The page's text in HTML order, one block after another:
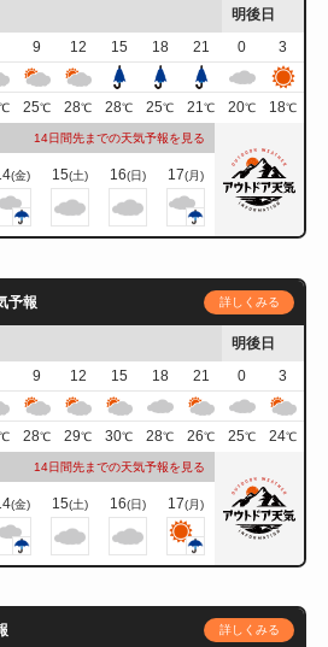
明後日
9 12 15 18 21 0
3
℃ 25℃ 28℃ 28℃ 25℃ 21℃ 20℃ 18℃
14日間先までの天気予報を見る
(金) 15(土) 16(日) 17(月)
予報 詳しくみる
明後日
9 12 15 18 21 0
3
℃ 28℃ 29℃ 30℃ 28℃ 26℃ 25℃ 24℃
14日間先までの天気予報を見る
(金) 15(土) 16(日) 17(月)
詳しくみる